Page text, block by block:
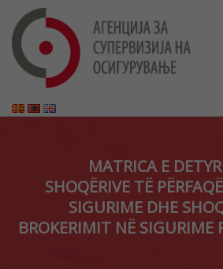
MATRICA E
SHOQËRIVE TË
SIGURIME DHE
BROKERIMIT NË SIGURIME